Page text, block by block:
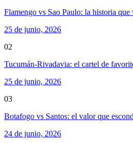
Flamengo vs Sao Paulo: la historia que
25 de junio, 2026
02
Tucumán-Rivadavia: el cartel de
25 de junio, 2026
03
Botafogo vs Santos: el valor que
24 de junio, 2026